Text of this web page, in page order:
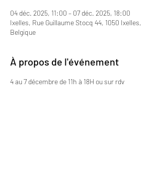
04 déc. 2025, 11:00 – 07 déc. 2025, 18:00
Ixelles, Rue Guillaume Stocq 44, 1050 Ixelles,
Belgique
À propos de l'événement
4 au 7 décembre de 11h à 18H ou sur rdv